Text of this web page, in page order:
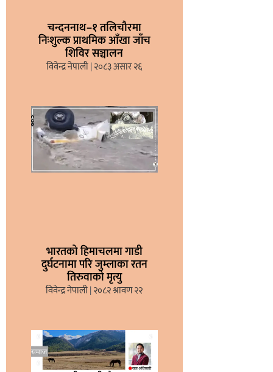
चन्दननाथ–१ तलिचौरमा
निःशुल्क प्राथमिक आँखा जाँच
शिविर सञ्चालन
विवेन्द्र नेपाली २०८३ असार २६
भारतको हिमाचलमा गाडी
दुर्घटनामा परि जुम्लाका रतन
तिरुवाको मृत्यु
विवेन्द्र नेपाली २०८२ श्रावण २२